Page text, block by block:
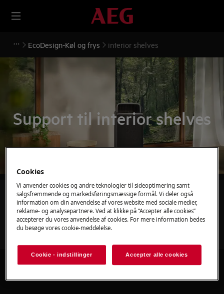
EcoDesign-Køl og frys interior shelves
Support til interior shelves
Søg blandt vores supportartikler
Cookies
Vi anvender cookies og andre teknologier til sideoptimering samt
salgsfremmende og markedsføringsmæssige formål. Vi deler også
information om din anvendelse af vores website med sociale medier,
reklame- og analysepartnere. Ved at klikke på “Accepter alle cookies”
accepterer du vores anvendelse af cookies. For mere information bedes
du besøge vores cookie-meddelelse.
Cookie - indstillinger Accepter alle cookies